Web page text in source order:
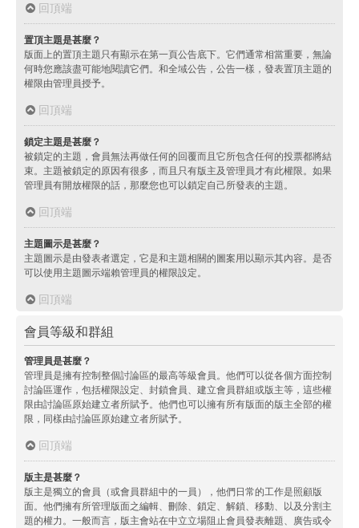
回頂端
置頂主題是甚麼？
版面上的置頂主題只有顯示在第一頁公告底下。它們通常相當重要，無論
何時您應該盡可能地閱讀它們。和全域公告，公告一樣，發表置頂主題的
權限由管理員授予。
回頂端
鎖定主題是甚麼？
被鎖定的主題，會員無法再做任何的回覆而且它所包含任何的投票都將結
束。主題被鎖定的原因有很多，而且只有版主及管理員才有此權限。如果
管理員有開放權限的話，那麼您也可以鎖定自己所發表的主題。
回頂端
主題圖示是甚麼？
主題圖示是由發表者選定，它是和主題相關的圖案用以顯示其內容。是否
可以使用主題圖示端賴管理員的權限設定。
回頂端
會員等級和群組
管理員是甚麼？
管理員是擁有控制整個討論區的最高等級會員。他們可以從各個方面控制
討論區運作，包括權限設定、封鎖會員、建立會員群組或版主等，這些權
限由討論區原始建立者所賦予。他們也可以擁有所有版面的版主全部的權
限，同樣由討論區原始建立者所賦予。
回頂端
版主是甚麼？
版主是獨立的會員（或會員群組中的一員），他們日常的工作是照顧版
面。他們擁有所管理版面之編輯、刪除、鎖定、解鎖、移動、以及分割主
題的權力。一般而言，版主會站在中立立場阻止會員發表離題、廣告或令